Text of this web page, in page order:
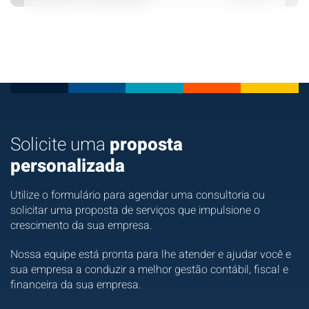
Esse empresário perdeu R$500MIL por não saber
uma única coisa
Bastidores de uma experiência que vai além de
Uma estratégia legal para isenção de tributação
sócios
Solicite uma proposta
personalizada
Utilize o formulário para agendar uma consultoria ou
solicitar uma proposta de serviços que impulsione o
crescimento da sua empresa.
Nossa equipe está pronta para lhe atender e ajudar você e
sua empresa a conduzir a melhor gestão contábil, fiscal e
financeira da sua empresa.